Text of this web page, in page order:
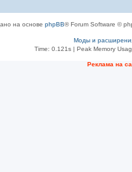
на основе phpBB® Forum Software ©
Моды и
Time: 0.121s| Peak Memory
Рeклама на